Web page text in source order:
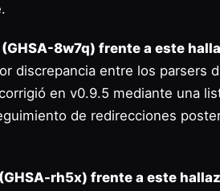
8w7q) frente a este
discrepancia entre los parsers
en v0.9.5 mediante una
de redirecciones
rh5x) frente a este